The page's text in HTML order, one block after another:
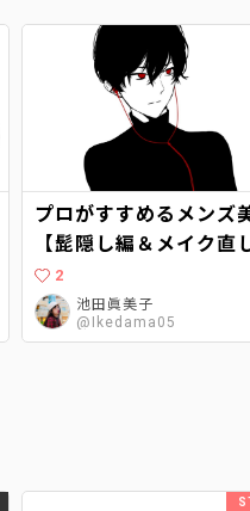
プロがすすめるメンズ
【髭隠し編＆メイク直
仕方も】
2
池田眞美子
@Ikedama05